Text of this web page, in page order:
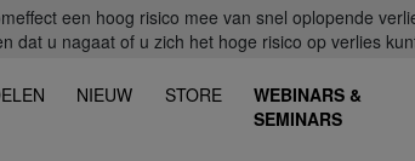
een hoog risico mee van snel oplopende
dat u nagaat of u zich het hoge risico op verlies
NIEUW STORE
WEBINARS &
SEMINARS